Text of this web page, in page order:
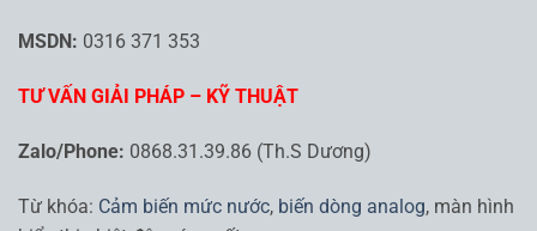
MSDN: 0316 371 353
TƯ VẤN GIẢI PHÁP – KỸ THUẬT
Zalo/Phone: 0868.31.39.86 (Th.S Dương)
Từ khóa: Cảm biến mức nước, biến dòng analog, màn hình